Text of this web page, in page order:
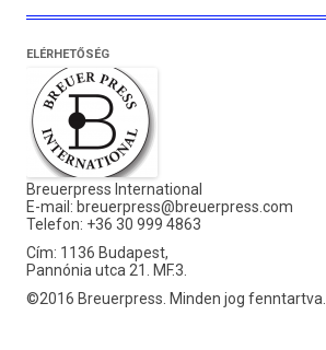
ELÉRHETŐSÉG
Breuerpress International
E-mail: breuerpress@breuerpress.com
Telefon: +36 30 999 4863
Cím: 1136 Budapest,
Pannónia utca 21. MF.3.
©2016 Breuerpress. Minden jog fenntartva.